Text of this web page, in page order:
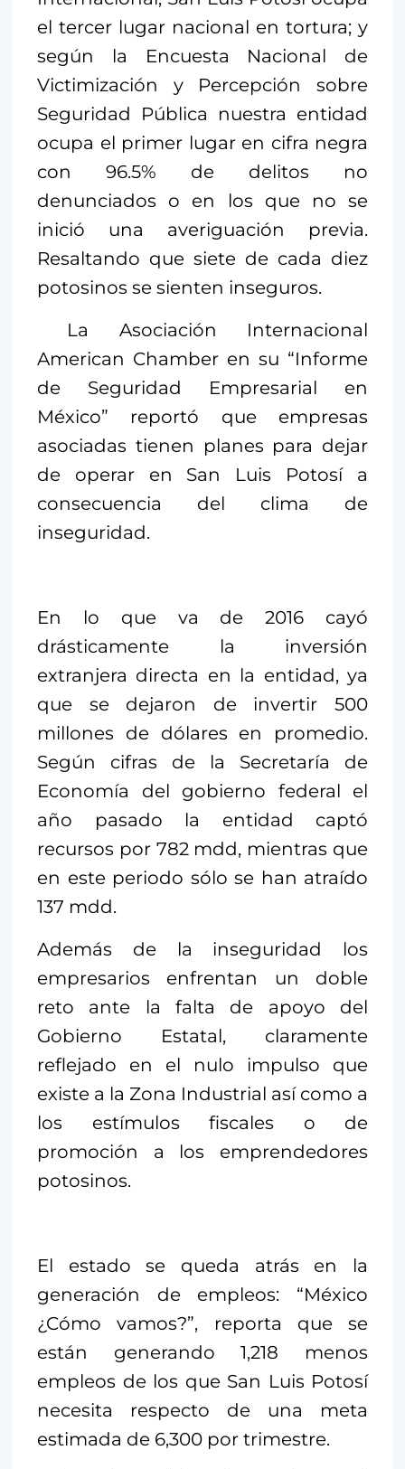
el tercer lugar nacional en tortura; y
según la Encuesta Nacional de
Victimización y Percepción sobre
Seguridad Pública nuestra entidad
ocupa el primer lugar en cifra negra
con 96.5% de delitos no
denunciados o en los que no se
inició una averiguación previa.
Resaltando que siete de cada diez
potosinos se sienten inseguros.
La Asociación Internacional
American Chamber en su “Informe
de Seguridad Empresarial en
México” reportó que empresas
asociadas tienen planes para dejar
de operar en San Luis Potosí a
consecuencia del clima de
inseguridad.
En lo que va de 2016 cayó
drásticamente la inversión
extranjera directa en la entidad, ya
que se dejaron de invertir 500
millones de dólares en promedio.
Según cifras de la Secretaría de
Economía del gobierno federal el
año pasado la entidad captó
recursos por 782 mdd, mientras que
en este periodo sólo se han atraído
137 mdd.
Además de la inseguridad los
empresarios enfrentan un doble
reto ante la falta de apoyo del
Gobierno Estatal, claramente
reflejado en el nulo impulso que
existe a la Zona Industrial así como a
los estímulos fiscales o de
promoción a los emprendedores
potosinos.
El estado se queda atrás en la
generación de empleos: “México
¿Cómo vamos?”, reporta que se
están generando 1,218 menos
empleos de los que San Luis Potosí
necesita respecto de una meta
estimada de 6,300 por trimestre.